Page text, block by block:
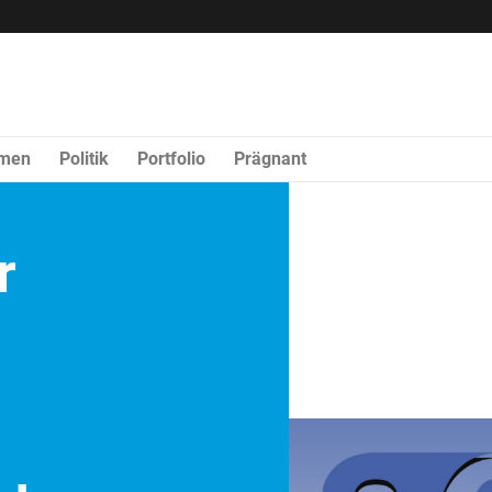
Politik Portfolio Prägnant